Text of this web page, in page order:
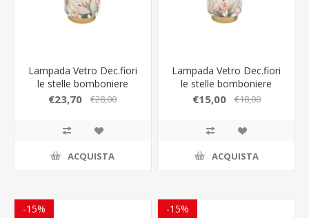
Lampada Vetro Dec.fiori
le stelle bomboniere
€23,70 €28,00
ACQUISTA
Lampada Vetro Dec.fiori
le stelle bomboniere
€15,00 €18,00
ACQUISTA
-15% -15%